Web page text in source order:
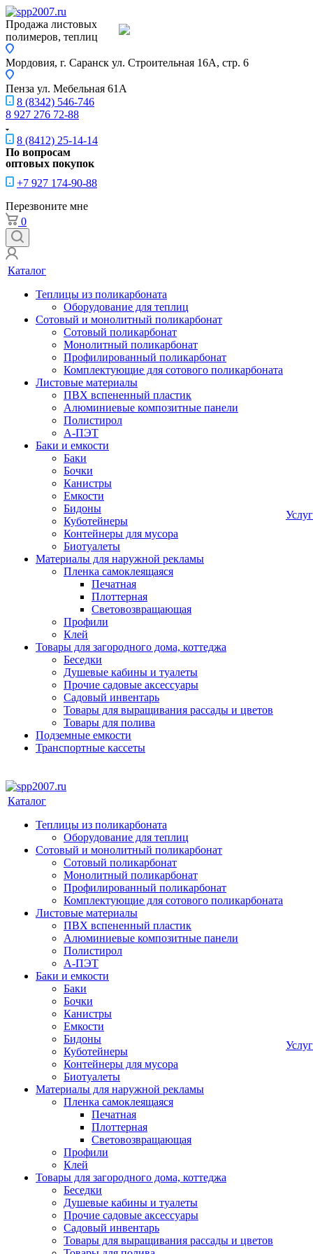
Продажа листовых
полимеров, теплиц
Мордовия, г. Саранск ул. Строительная 16A, стр. 6
Пенза ул. Мебельная 61А
8 (8342) 546-746
8 927 276 72-88
8 (8412) 25-14-14
По вопросам
оптовых покупок
+7 927 174-90-88
Перезвоните мне
0
Каталог
Теплицы из поликарбоната
Оборудование для теплиц
Сотовый и монолитный поликарбонат
Сотовый поликарбонат
Монолитный поликарбонат
Профилированный поликарбонат
Комплектующие для сотового поликарбоната
Листовые материалы
ПВХ вспененный пластик
Алюминиевые композитные панели
Полистирол
А-ПЭТ
Баки и емкости
Баки
Бочки
Канистры
Емкости
Бидоны
Куботейнеры
Контейнеры для мусора
Биотуалеты
Материалы для наружной рекламы
Пленка самоклеящаяся
Печатная
Плоттерная
Световозвращающая
Профили
Клей
Товары для загородного дома, коттеджа
Беседки
Душевые кабины и туалеты
Прочие садовые аксессуары
Садовый инвентарь
Товары для выращивания рассады и цветов
Товары для полива
Подземные емкости
Транспортные кассеты
Каталог
Теплицы из поликарбоната
Оборудование для теплиц
Сотовый и монолитный поликарбонат
Сотовый поликарбонат
Монолитный поликарбонат
Профилированный поликарбонат
Комплектующие для сотового поликарбоната
Листовые материалы
ПВХ вспененный пластик
Алюминиевые композитные панели
Полистирол
А-ПЭТ
Баки и емкости
Баки
Бочки
Канистры
Емкости
Бидоны
Куботейнеры
Контейнеры для мусора
Биотуалеты
Материалы для наружной рекламы
Пленка самоклеящаяся
Печатная
Плоттерная
Световозвращающая
Профили
Клей
Товары для загородного дома, коттеджа
Беседки
Душевые кабины и туалеты
Прочие садовые аксессуары
Садовый инвентарь
Товары для выращивания рассады и цветов